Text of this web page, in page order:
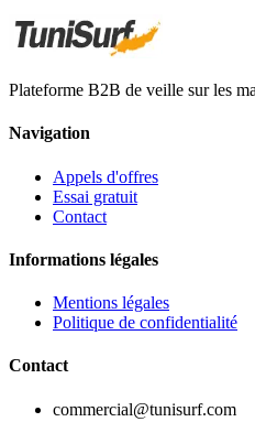
Plateforme B2B de veille sur les
Navigation
Appels d'offres
Essai gratuit
Contact
Informations légales
Mentions légales
Politique de confidentialité
Contact
commercial@tunisurf.com